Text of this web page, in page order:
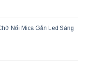
Nổi Mica Gắn Led Sáng